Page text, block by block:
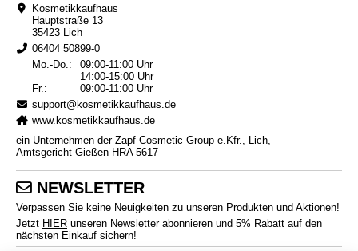
Kosmetikkaufhaus
Hauptstraße 13
35423 Lich
06404 50899-0
Mo.-Do.:
09:00-11:00 Uhr
14:00-15:00 Uhr
Fr.:
09:00-11:00 Uhr
support@kosmetikkaufhaus.de
www.kosmetikkaufhaus.de
ein Unternehmen der Zapf Cosmetic Group e.Kfr., Lich,
Amtsgericht Gießen HRA 5617
NEWSLETTER
Verpassen Sie keine Neuigkeiten zu unseren Produkten und Aktionen!
Jetzt HIER unseren Newsletter abonnieren und 5% Rabatt auf den
nächsten Einkauf sichern!